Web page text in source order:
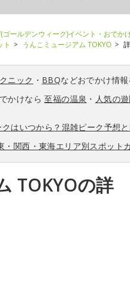
ゴールデンウィーク)イベント・おでか
ト
うんこミュージアム TOKYO
ニック ・ BBQなどおでかけ情
かけなら至福の温泉 ・ 人気の
はいつから？混雑ピーク予想
・関西・東海エリア別スポット
TOKYOの詳